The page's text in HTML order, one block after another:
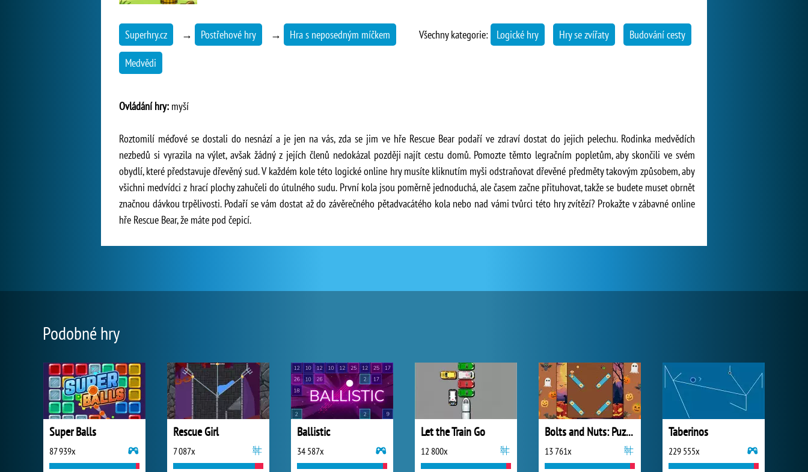
Superhry.cz → Postřehové hry → Hra s neposedným míčkem Všechny kategorie: Logické hry Hry se zvířaty Budování cesty
Medvědi
Ovládání hry: myší
Roztomilí méďové se dostali do nesnází a je jen na vás, zda se jim ve hře Rescue Bear podaří ve zdraví dostat do jejich pelechu. Rodinka medvědích
nezbedů si vyrazila na výlet, avšak žádný z jejích členů nedokázal později najít cestu domů. Pomozte těmto legračním popletům, aby skončili ve svém
obydlí, které představuje dřevěný sud. V každém kole této logické online hry musíte kliknutím myši odstraňovat dřevěné předměty takovým způsobem, aby
všichni medvídci z hrací plochy zahučeli do útulného sudu. První kola jsou poměrně jednoduchá, ale časem začne přituhovat, takže se budete muset obrnět
značnou dávkou trpělivosti. Podaří se vám dostat až do závěrečného pětadvacátého kola nebo nad vámi tvůrci této hry zvítězí? Prokažte v zábavné online
hře Rescue Bear, že máte pod čepicí.
Podobné hry
Super Balls
87 939x
Rescue Girl
7 087x
Ballistic
34 587x
Let the Train Go
12 800x
Bolts and Nuts: Puzzle
13 761x
Taberinos
229 555x